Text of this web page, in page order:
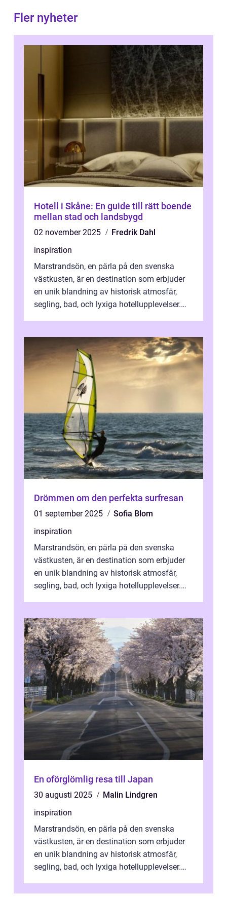
Fler nyheter
Hotell i Skåne: En guide till rätt boende
mellan stad och landsbygd
02 november 2025
Fredrik Dahl
inspiration
Marstrandsön, en pärla på den svenska
västkusten, är en destination som erbjuder
en unik blandning av historisk atmosfär,
segling, bad, och lyxiga hotellupplevelser.
Drömmen om den perfekta surfresan
01 september 2025
Sofia Blom
inspiration
Marstrandsön, en pärla på den svenska
västkusten, är en destination som erbjuder
en unik blandning av historisk atmosfär,
segling, bad, och lyxiga hotellupplevelser.
En oförglömlig resa till Japan
30 augusti 2025
Malin Lindgren
inspiration
Marstrandsön, en pärla på den svenska
västkusten, är en destination som erbjuder
en unik blandning av historisk atmosfär,
segling, bad, och lyxiga hotellupplevelser.